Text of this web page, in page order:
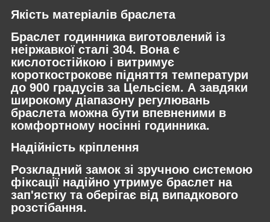
Якість матеріалів браслета
Браслет годинника виготовлений із
неіржавкої сталі 304. Вона є
кислотостійкою і витримує
короткострокове підняття температури
до 900 градусів за Цельсієм. А завдяки
широкому діапазону регулювань
браслета можна бути впевненими в
комфортному носінні годинника.
Надійність кріплення
Розкладний замок зі зручною системою
фіксації надійно утримує браслет на
зап'ястку та оберігає від випадкового
розстібання.